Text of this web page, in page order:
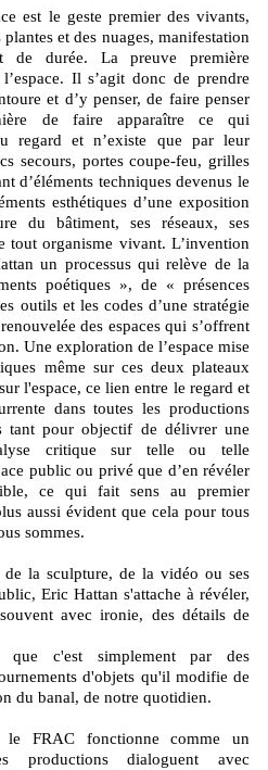
est le geste premier des vivants,
et des nuages, manifestation
de durée. La preuve première
l’espace. Il s’agit donc de prendre
et d’y penser, de faire penser
de faire apparaître ce qui
regard et n’existe que par leur
secours, portes coupe-feu, grilles
d’éléments techniques devenus le
esthétiques d’une exposition
du bâtiment, ses réseaux, ses
tout organisme vivant. L’invention
un processus qui relève de la
poétiques », de « présences
outils et les codes d’une stratégie
des espaces qui s’offrent
Une exploration de l’espace mise
même sur ces deux plateaux
l'espace, ce lien entre le regard et
dans toutes les productions
tant pour objectif de délivrer une
critique sur telle ou telle
public ou privé que d’en révéler
ce qui fait sens au premier
aussi évident que cela pour tous
sommes.
la sculpture, de la vidéo ou ses
Eric Hattan s'attache à révéler,
avec ironie, des détails de
que c'est simplement par des
d'objets qu'il modifie de
du banal, de notre quotidien.
le FRAC fonctionne comme un
productions dialoguent avec